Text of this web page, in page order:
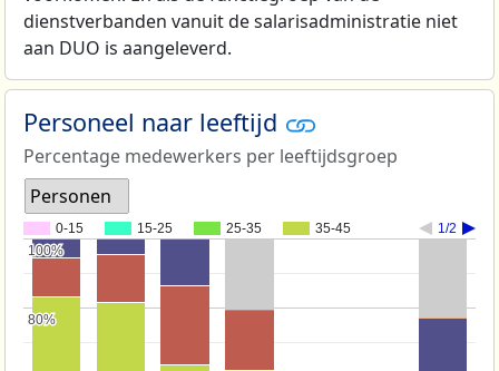
dienstverbanden vanuit de salarisadministratie niet
aan DUO is aangeleverd.
Personeel naar leeftijd
Percentage medewerkers per leeftijdsgroep
Personen
0-15 15-25 25-35 35-45 1/2
80%
80%
100%
100%